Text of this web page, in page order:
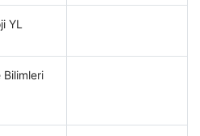
YL
Bilimleri